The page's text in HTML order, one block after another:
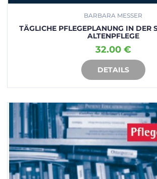
BARBARA MESSER
TÄGLICHE PFLEGEPLANUNG IN DER
ALTENPFLEGE
32.00 €
DETAILS
IN DEN WARENKORB